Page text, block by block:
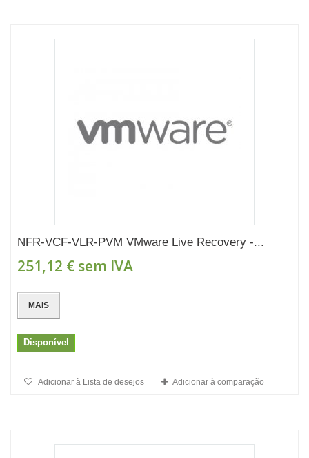
NFR-VCF-VLR-PVM VMware Live Recovery -...
251,12 € sem IVA
MAIS
Disponível
Adicionar à Lista de desejos Adicionar à comparação